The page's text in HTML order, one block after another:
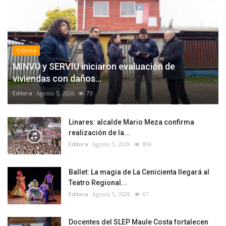
Crónica
MINVU y SERVIU iniciaron evaluación de
viviendas con daños...
Editora Agosto 5, 2026 73
Linares: alcalde Mario Meza confirma
realización de la...
Editora Agosto 5, 2026 804
Ballet: La magia de La Cenicienta llegará al
Teatro Regional...
Editora Agosto 5, 2026 67
Docentes del SLEP Maule Costa fortalecen